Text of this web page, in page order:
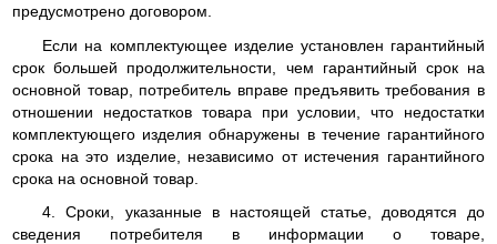
предусмотрено договором.
Если на комплектующее изделие установлен гарантийный
срок большей продолжительности, чем гарантийный срок на
основной товар, потребитель вправе предъявить требования в
отношении недостатков товара при условии, что недостатки
комплектующего изделия обнаружены в течение гарантийного
срока на это изделие, независимо от истечения гарантийного
срока на основной товар.
4. Сроки, указанные в настоящей статье, доводятся до
сведения потребителя в информации о товаре,